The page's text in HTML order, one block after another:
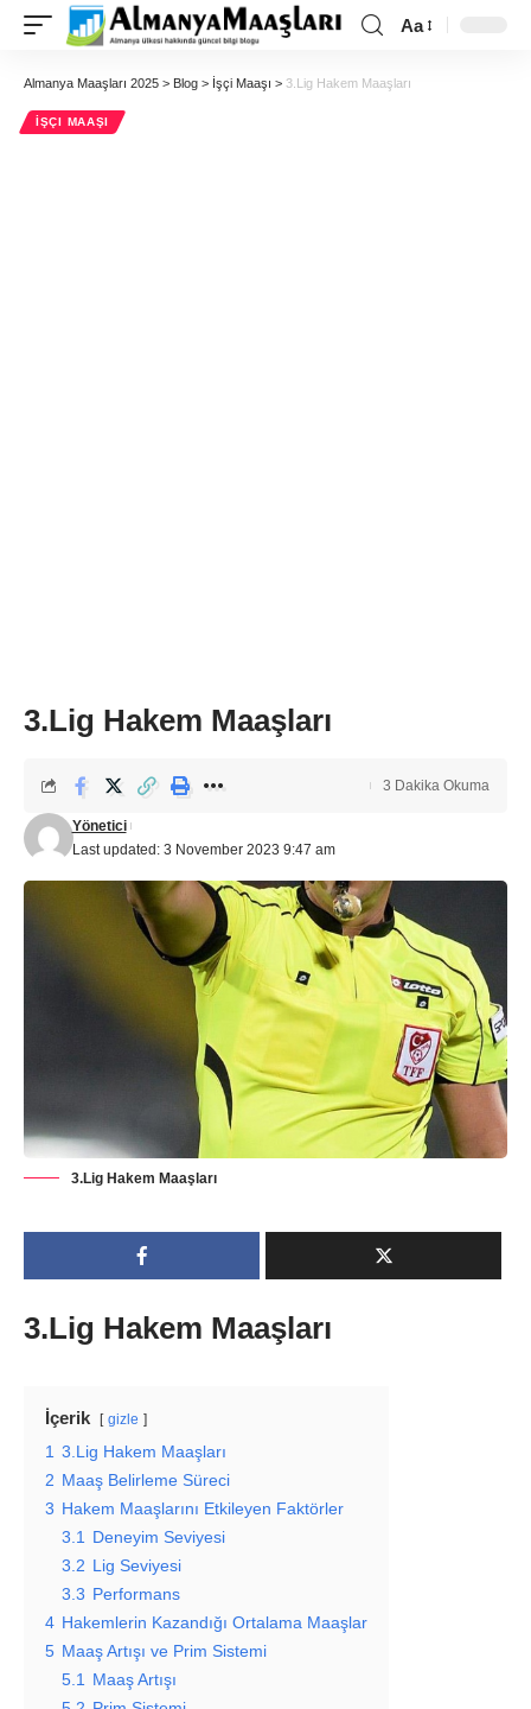
Aa
Almanya Maaşları 2025 > Blog > İşçi Maaşı > 3.Lig Hakem Maaşları
İŞÇI MAAŞI
3.Lig Hakem Maaşları
Last updated: 3 November 2023 9:47 am
Yönetici
3 Dakika Okuma
3.Lig Hakem Maaşları
3.Lig Hakem Maaşları
İçerik gizle
1 3.Lig Hakem Maaşları
2 Maaş Belirleme Süreci
3 Hakem Maaşlarını Etkileyen Faktörler
3.1
Deneyim Seviyesi
3.2 Lig Seviyesi
3.3 Performans
4 Hakemlerin Kazandığı Ortalama Maaşlar
5 Maaş Artışı ve Prim Sistemi
5.1
Maaş Artışı